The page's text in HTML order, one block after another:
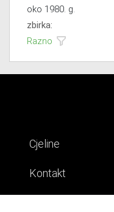
oko 1980. g.
zbirka:
Razno
Cjeline
Kontakt